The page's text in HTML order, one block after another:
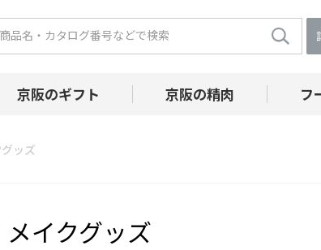
京阪のギフト 京阪の精肉 フ
ッズ
メイクグッズ